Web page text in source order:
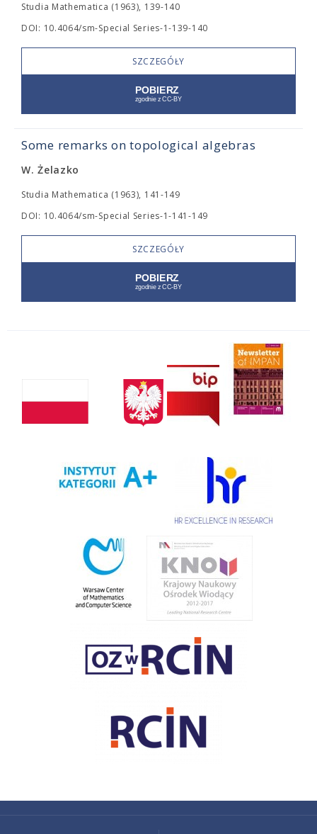
Studia Mathematica (1963), 139-140
DOI: 10.4064/sm-Special Series-1-139-140
SZCZEGÓŁY
Some remarks on topological algebras
W. Żelazko
Studia Mathematica (1963), 141-149
DOI: 10.4064/sm-Special Series-1-141-149
SZCZEGÓŁY